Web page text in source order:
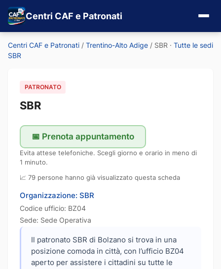
Centri CAF e Patronati
Centri CAF e Patronati / Trentino-Alto Adige / SBR · Tutte le sedi
SBR
PATRONATO
SBR
📅 Prenota appuntamento
Evita attese telefoniche. Scegli giorno e orario in meno di
1 minuto.
📈 79 persone hanno già visualizzato questa scheda
Organizzazione: SBR
Codice ufficio: BZ04
Sede: Sede Operativa
Il patronato SBR di Bolzano si trova in una
posizione comoda in città, con l’ufficio BZ04
aperto per assistere i cittadini su tutte le